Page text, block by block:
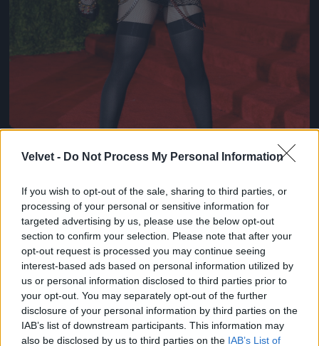
Velvet - Do Not Process My Personal Information
If you wish to opt-out of the sale, sharing to third parties, or
processing of your personal or sensitive information for
targeted advertising by us, please use the below opt-out
section to confirm your selection. Please note that after your
opt-out request is processed you may continue seeing
interest-based ads based on personal information utilized by
us or personal information disclosed to third parties prior to
your opt-out. You may separately opt-out of the further
disclosure of your personal information by third parties on the
IAB’s list of downstream participants. This information may
also be disclosed by us to third parties on the IAB’s List of
Például Madonna
Fotó: Rabbani And Solimene Photography / Europress /
Getty